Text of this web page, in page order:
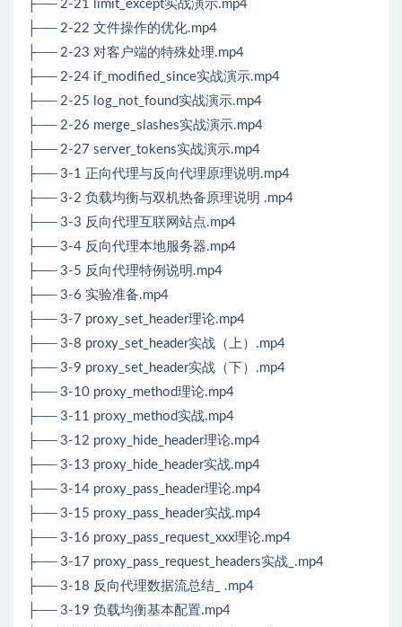
├── 2-21 limit_except实战演示.mp4
├── 2-22 文件操作的优化.mp4
├── 2-23 对客户端的特殊处理.mp4
├── 2-24 if_modified_since实战演示.mp4
├── 2-25 log_not_found实战演示.mp4
├── 2-26 merge_slashes实战演示.mp4
├── 2-27 server_tokens实战演示.mp4
├── 3-1 正向代理与反向代理原理说明.mp4
├── 3-2 负载均衡与双机热备原理说明 .mp4
├── 3-3 反向代理互联网站点.mp4
├── 3-4 反向代理本地服务器.mp4
├── 3-5 反向代理特例说明.mp4
├── 3-6 实验准备.mp4
├── 3-7 proxy_set_header理论.mp4
├── 3-8 proxy_set_header实战（上）.mp4
├── 3-9 proxy_set_header实战（下）.mp4
├── 3-10 proxy_method理论.mp4
├── 3-11 proxy_method实战.mp4
├── 3-12 proxy_hide_header理论.mp4
├── 3-13 proxy_hide_header实战.mp4
├── 3-14 proxy_pass_header理论.mp4
├── 3-15 proxy_pass_header实战.mp4
├── 3-16 proxy_pass_request_xxx理论.mp4
├── 3-17 proxy_pass_request_headers实战_.mp4
├── 3-18 反向代理数据流总结_ .mp4
├── 3-19 负载均衡基本配置.mp4